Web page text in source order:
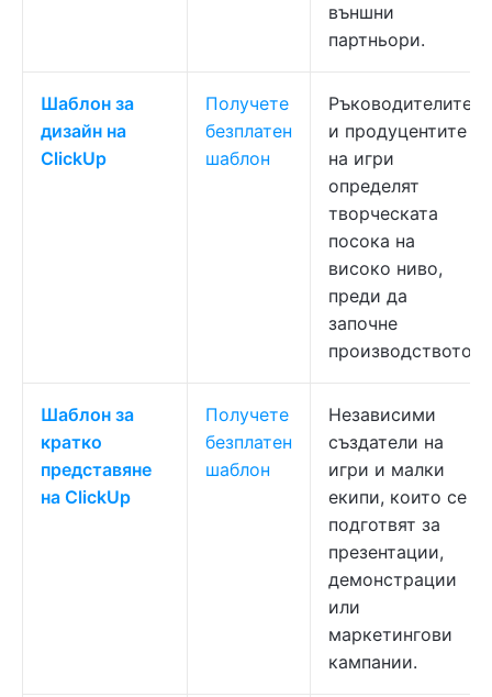
външни
партньори.
Шаблон за
дизайн на
ClickUp
Получете
безплатен
шаблон
Ръководителите
и продуцентите
на игри
определят
творческата
посока на
високо ниво,
преди да
започне
производството.
Шаблон за
кратко
представяне
на ClickUp
Получете
безплатен
шаблон
Независими
създатели на
игри и малки
екипи, които се
подготвят за
презентации,
демонстрации
или
маркетингови
кампании.